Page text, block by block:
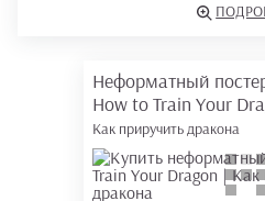
Неформатный
How to Train Your
Как приручить дракона